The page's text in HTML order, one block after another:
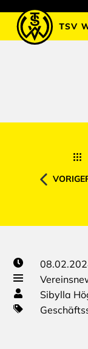
Sibylla